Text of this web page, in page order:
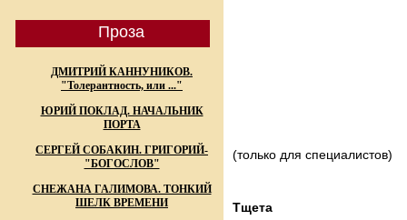
Проза
ДМИТРИЙ КАННУНИКОВ.
"Толерантность, или ..."
ЮРИЙ ПОКЛАД. НАЧАЛЬНИК
ПОРТА
СЕРГЕЙ СОБАКИН. ГРИГОРИЙ-
"БОГОСЛОВ"
СНЕЖАНА ГАЛИМОВА. ТОНКИЙ
ШЕЛК ВРЕМЕНИ
(только для специалистов)
Тщета